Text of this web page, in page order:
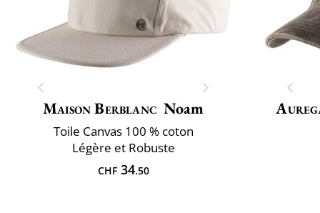
Maison Berblanc Noam
Toile Canvas 100 % coton
Légère et Robuste
CHF34.50